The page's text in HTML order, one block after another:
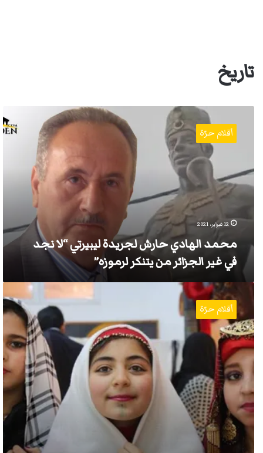
تاريخ
الهادي
“لا
نجد
في
الجزائر
يتنكر
لرموزه”
أقلام حرّة
12 فبراير، 2021
محمد الهادي حارش لجريدة ليبيرتي “لا نجد
في غير الجزائر من يتنكر لرموزه”
الليبيون
أمازيغ
دماً
ولحماً..!
أقلام حرّة